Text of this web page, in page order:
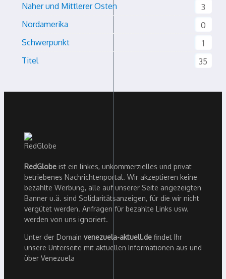
Naher und Mittlerer Osten
3
Nordamerika
0
Schwerpunkt
1
Titel
35
RedGlobe ist ein linkes, unkommerzielles und privat
betriebenes Nachrichtenportal. Wir akzeptieren keine
bezahlte Werbung, alle auf unserer Seite angezeigten
Banner u.ä. sind Solidaritätsanzeigen, für die wir nicht
vergütet werden. Anfragen für bezahlte Links usw.
werden von uns ignoriert.
Unter der Domain venezuela-aktuell.de findet Ihr
unsere Unterseite mit aktuellen Informationen aus und
über Venezuela